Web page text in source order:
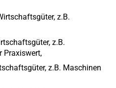
z.B.
z.B.
Praxiswert,
z.B. Maschinen